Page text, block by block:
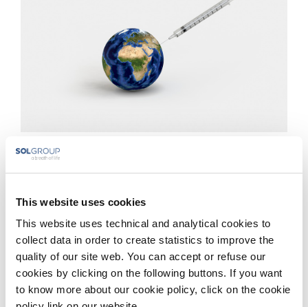
This website uses cookies
This website uses technical and analytical cookies to
collect data in order to create statistics to improve the
quality of our site web. You can accept or refuse our
cookies by clicking on the following buttons. If you want
to know more about our cookie policy, click on the cookie
Meningite: i bambini i più colpiti
La meningite è un’infiammazione delle membrane (chiamate
DiBiotechSol | Febbraio 24th, 2017 | Maternità
Continua a leggere